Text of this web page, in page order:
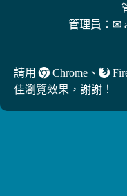
管理員： ✉
請用 Chrome 、
佳瀏覽效果，謝謝！